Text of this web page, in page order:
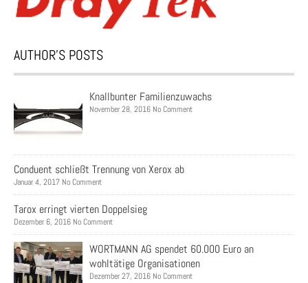
AUTHOR’S POSTS
Knallbunter Familienzuwachs
November 28, 2016 No Comment
Conduent schließt Trennung von Xerox ab
Januar 4, 2017 No Comment
Tarox erringt vierten Doppelsieg
Dezember 6, 2016 No Comment
WORTMANN AG spendet 60.000 Euro an
wohltätige Organisationen
Dezember 27, 2016 No Comment